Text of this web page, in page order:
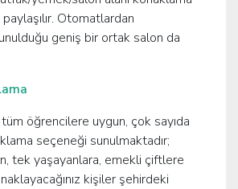
Otomatlardan
geniş bir ortak salon da
öğrencilere uygun, çok sayıda
seçeneği sunulmaktadır;
tek yaşayanlara, emekli çiftlere
kişiler şehirdeki